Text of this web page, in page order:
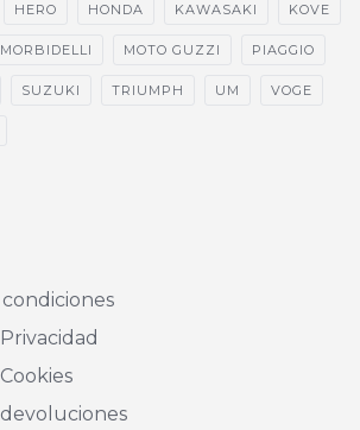
HERO HONDA KAWASAKI KOVE
MORBIDELLI MOTO GUZZI PIAGGIO
SUZUKI TRIUMPH UM VOGE